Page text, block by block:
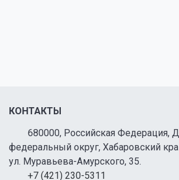
КОНТАКТЫ
680000, Российская Федерация,
федеральный округ, Хабаровский
ул. Муравьева-Амурского, 35.
+7 (421) 230-5311